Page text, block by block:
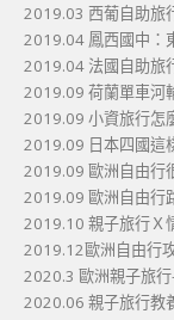
2019.03 西葡自助旅
2019.04 鳳西國中：
2019.04 法國自助旅
2019.09 荷蘭單車河
2019.09 小資旅行怎
2019.09 日本四國這
2019.09 歐洲自由行
2019.09 歐洲自由行
2019.10 親子旅行Ｘ
2019.12歐洲自由行
2020.3 歐洲親子旅
2020.06 親子旅行教